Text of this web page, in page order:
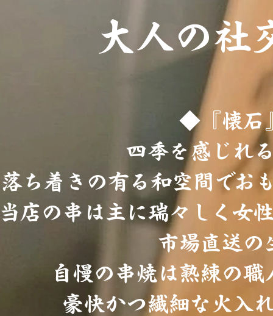
大人の
◆『懐石
四季を感じれ
落ち着きの有る和空間でお
店の串は主に瑞々しく女
市場直送の
自慢の串焼は熟練の
豪快かつ繊細な火入